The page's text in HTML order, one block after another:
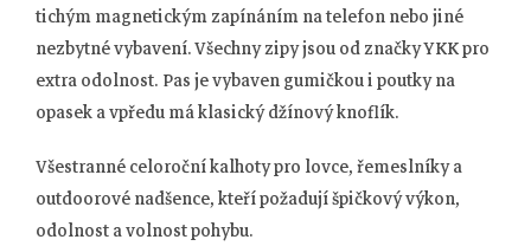
tichým magnetickým zapínáním na telefon nebo jiné
nezbytné vybavení. Všechny zipy jsou od značky YKK pro
extra odolnost. Pas je vybaven gumičkou i poutky na
opasek a vpředu má klasický džínový knoflík.
Všestranné celoroční kalhoty pro lovce, řemeslníky a
outdoorové nadšence, kteří požadují špičkový výkon,
odolnost a volnost pohybu.